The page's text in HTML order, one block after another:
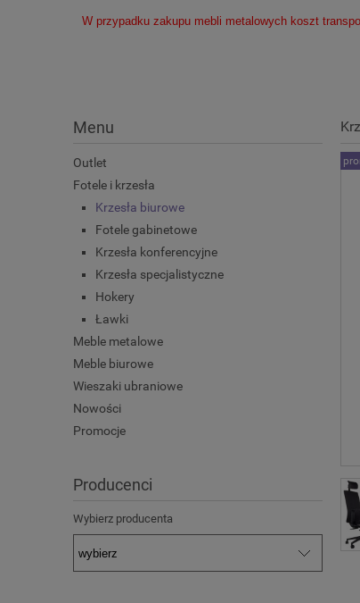
W przypadku zakupu mebli metalowych koszt
Menu
Outlet
Fotele i krzesła
Krzesła biurowe
Fotele gabinetowe
Krzesła konferencyjne
Krzesła specjalistyczne
Hokery
Ławki
Meble metalowe
Meble biurowe
Wieszaki ubraniowe
Nowości
Promocje
Producenci
Wybierz producenta